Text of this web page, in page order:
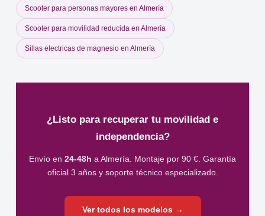
Scooter para personas mayores en Almería
Scooter para movilidad reducida en Almería
Sillas electricas de magnesio en Almería
¿Listo para recuperar tu movilidad e
independencia?
Envío en 24-48h a Almería. Montaje por 90 €. Garantía
oficial 3 años y soporte técnico especializado.
Ver todos los modelos →